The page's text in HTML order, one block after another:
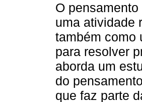
O
uma atividade
também como
para resolver
aborda um
do
que faz parte